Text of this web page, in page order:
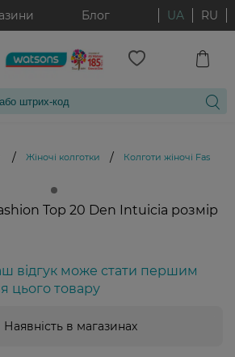
Блог UA RU
/ Жіночі колготки / Колготи жіночі
Top 20 Den Intuicia розмір
відгук може стати першим
цього товару
Наявність в магазинах